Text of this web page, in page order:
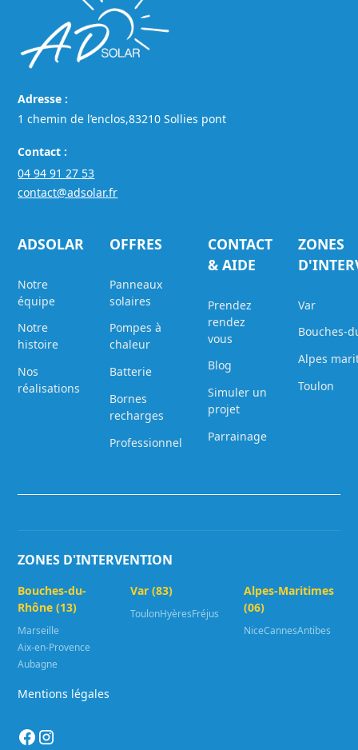
Adresse :
1 chemin de l’enclos,83210 Sollies pont
Contact :
04 94 91 27 53
contact@adsolar.fr
ADSOLAR
Notre
équipe
Notre
histoire
Nos
réalisations
OFFRES
Panneaux
solaires
Pompes à
chaleur
Batterie
Bornes
recharges
Professionnel
CONTACT
& AIDE
Prendez
rendez
vous
Blog
Simuler un
projet
Parrainage
ZONES
Var
Bouches-
Alpes
Toulon
ZONES D'INTERVENTION
Bouches-du-
Rhône (13)
Marseille
Aix-en-Provence
Aubagne
Var (83)
ToulonHyèresFréjus
Alpes-Maritimes
(06)
NiceCannesAntibes
Mentions légales